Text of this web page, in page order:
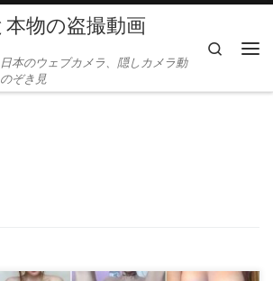
物の盗撮動画
本のウェブカメラ、隠しカメラ動
ぞき見
Search